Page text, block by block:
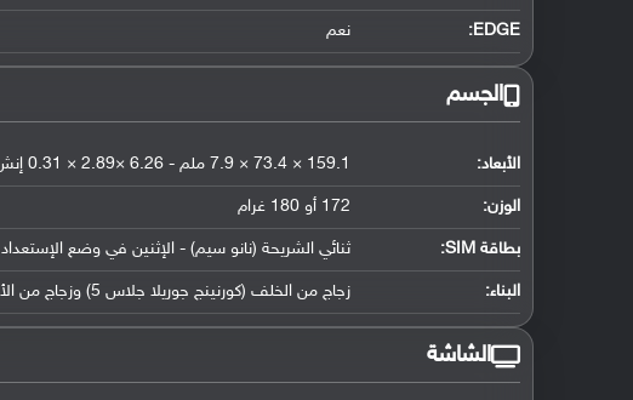
EDGE: نعم
الجسم
الأبعاد: 159.1 × 73.4 × 7.9 ملم - 6.26 ×2.89 × 0.31 إنش
الوزن: 172 أو 180 غرام
بطاقة SIM: ثنائي الشريحة (نانو سيم) - الإثنين في وضع الإستعداد
البناء: زجاج من الخلف (كورنينج جوريلا جلاس 5) وزجاج من الأمام (كورنينج جوريلا جلاس 5) وإطار الهاتف من الأليمينيوم
الشاشة